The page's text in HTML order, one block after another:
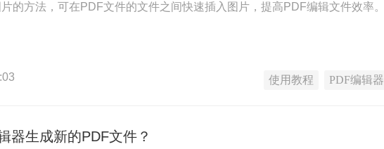
的方法，可在PDF文件的文件之间快速插入图片，提高PDF编辑文件效率。
使用教程 PDF编辑器
器生成新的PDF文件？